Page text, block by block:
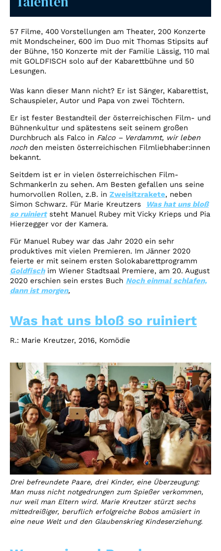
Account
57 Filme, 400 Vorstellungen am Theater, 200 Konzerte
mit Mondscheiner, 600 im Duo mit Thomas Stipsits auf
der Bühne, 150 Konzerte mit der Familie Lässig, 110 mal
mit GOLDFISCH solo auf der Kabarettbühne und 50
Lesungen.
Was kann dieser Mann nicht? Er ist Sänger, Kabarettist,
Schauspieler, Autor und Papa von zwei Töchtern.
Er ist fester Bestandteil der österreichischen Film- und
Bühnenkultur und spätestens seit seinem großen
Durchbruch als Falco in Falco – Verdammt, wir leben
noch den meisten österreichischen Filmliebhaber:innen
bekannt.
Seitdem ist er in vielen österreichischen Film-
Schmankerln zu sehen. Am Besten gefallen uns seine
humorvollen Rollen, z.B. in Zweisitzrakete, neben
Simon Schwarz. Für Marie Kreutzers
Was hat uns bloß
so ruiniertsteht Manuel Rubey mit Vicky Krieps und Pia
Hierzegger vor der Kamera.
Für Manuel Rubey war das Jahr 2020 ein sehr
produktives mit vielen Premieren. Im Jänner 2020
feierte er mit seinem ersten Solokabarettprogramm
Goldfischim Wiener Stadtsaal Premiere, am 20. August
2020 erschien sein erstes Buch Noch einmal schlafen,
dann ist morgen,
Was hat uns bloß so ruiniert
R.: Marie Kreutzer, 2016, Komödie
Drei befreundete Paare, drei Kinder, eine Überzeugung:
Man muss nicht notgedrungen zum Spießer verkommen,
nur weil man Eltern wird. Marie Kreutzer stürzt sechs
mittedreißiger, beruflich erfolgreiche Bobos amüsiert in
eine neue Welt und den Glaubenskrieg Kindeserziehung.